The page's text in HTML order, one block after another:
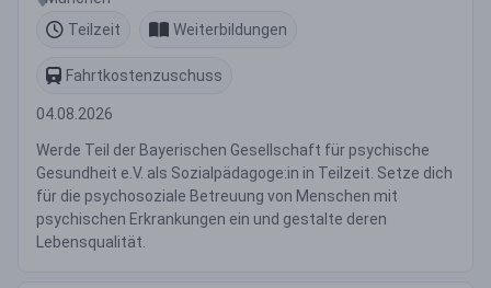
Teilzeit
Weiterbildungen
Fahrtkostenzuschuss
04.08.2026
Werde Teil der Bayerischen Gesellschaft für psychische
Gesundheit e.V. als Sozialpädagoge:in in Teilzeit. Setze dich
für die psychosoziale Betreuung von Menschen mit
psychischen Erkrankungen ein und gestalte deren
Lebensqualität.